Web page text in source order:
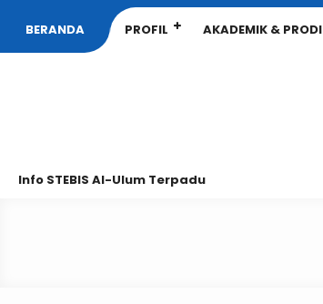
BERANDA PROFIL AKADEMIK & PRODI
Info STEBIS Al-Ulum Terpadu